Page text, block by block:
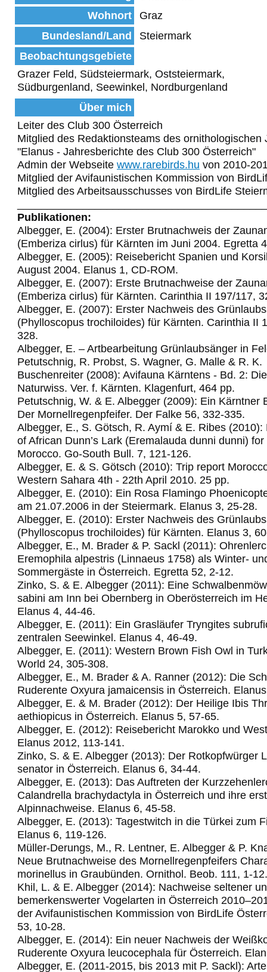
Wohnort
Graz
Bundesland/Land
Steiermark
Beobachtungsgebiete
Grazer Feld, Südsteiermark, Oststeiermark,
Südburgenland, Seewinkel, Nordburgenland
Über mich
Leiter des Club 300 Österreich
Mitglied des Redaktionsteams des ornithologischen
"Elanus - Jahresberichte des Club 300 Österreich"
Admin der Webseite www.rarebirds.hu von 2010-
Mitglied der Avifaunistischen Kommission von
Mitglied des Arbeitsausschusses von BirdLife
Publikationen:
Albegger, E. (2004): Erster Brutnachweis der
(Emberiza cirlus) für Kärnten im Juni 2004. Egretta
Albegger, E. (2005): Reisebericht Spanien und
August 2004. Elanus 1, CD-ROM.
Albegger, E. (2007): Erste Brutnachweise der
(Emberiza cirlus) für Kärnten. Carinthia II 197/117,
Albegger, E. (2007): Erster Nachweis des
(Phylloscopus trochiloides) für Kärnten. Carinthia II
328.
Albegger, E. – Artbearbeitung Grünlaubsänger in
Petutschnig, R. Probst, S. Wagner, G. Malle & R. K.
Buschenreiter (2008): Avifauna Kärntens - Bd. 2:
Naturwiss. Ver. f. Kärnten. Klagenfurt, 464 pp.
Petutschnig, W. & E. Albegger (2009): Ein Kärntner
Der Mornellregenpfeifer. Der Falke 56, 332-335.
Albegger, E., S. Götsch, R. Aymí & E. Ribes (2010):
of African Dunn’s Lark (Eremalauda dunni dunni) for
Morocco. Go-South Bull. 7, 121-126.
Albegger, E. & S. Götsch (2010): Trip report
Western Sahara 4th - 22th April 2010. 25 pp.
Albegger, E. (2010): Ein Rosa Flamingo
am 21.07.2006 in der Steiermark. Elanus 3, 25-28.
Albegger, E. (2010): Erster Nachweis des
(Phylloscopus trochiloides) für Kärnten. Elanus 3,
Albegger, E., M. Brader & P. Sackl (2011):
Eremophila alpestris (Linnaeus 1758) als Winter-
Sommergäste in Österreich. Egretta 52, 2-12.
Zinko, S. & E. Albegger (2011): Eine
sabini am Inn bei Obernberg in Oberösterreich im
Elanus 4, 44-46.
Albegger, E. (2011): Ein Grasläufer Tryngites
zentralen Seewinkel. Elanus 4, 46-49.
Albegger, E. (2011): Western Brown Fish Owl in
World 24, 305-308.
Albegger, E., M. Brader & A. Ranner (2012): Die
Ruderente Oxyura jamaicensis in Österreich.
Albegger, E. & M. Brader (2012): Der Heilige Ibis
aethiopicus in Österreich. Elanus 5, 57-65.
Albegger, E. (2012): Reisebericht Marokko und
Elanus 2012, 113-141.
Zinko, S. & E. Albegger (2013): Der Rotkopfwürger
senator in Österreich. Elanus 6, 34-44.
Albegger, E. (2013): Das Auftreten der
Calandrella brachydactyla in Österreich und ihre
Alpinnachweise. Elanus 6, 45-58.
Albegger, E. (2013): Tagestwitch in die Türkei zum
Elanus 6, 119-126.
Müller-Derungs, M., R. Lentner, E. Albegger & P.
Neue Brutnachweise des Mornellregenpfeifers
morinellus in Graubünden. Ornithol. Beob. 111, 1-12.
Khil, L. & E. Albegger (2014): Nachweise seltener
bemerkenswerter Vogelarten in Österreich
der Avifaunistischen Kommission von BirdLife
53, 10-28.
Albegger, E. (2014): Ein neuer Nachweis der
Ruderente Oxyura leucocephala für Österreich.
Albegger, E. (2011-2015, bis 2013 mit P. Sackl):